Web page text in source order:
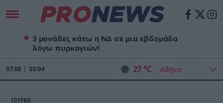
3 μονάδες κάτω η ΝΔ σε μια εβδομάδα
λόγω πυρκαγιών!
07 08 03:04 27 oC
ΤΟΥΡΚΙΑ